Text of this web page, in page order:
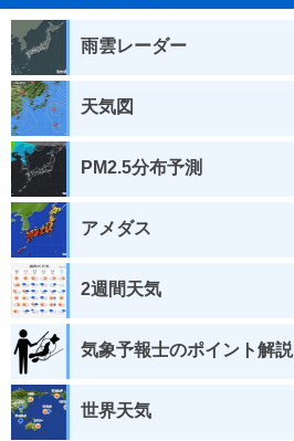
雨雲レーダー
天気図
PM2.5分布予測
アメダス
2週間天気
気象予報士のポイント解説
世界天気